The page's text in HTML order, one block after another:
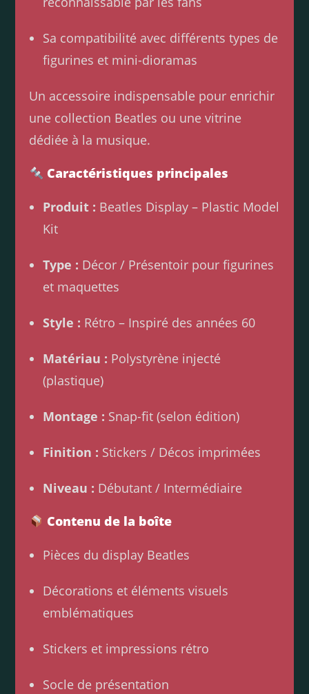
Sa compatibilité avec différents types de
figurines et mini-dioramas
Un accessoire indispensable pour enrichir
une collection Beatles ou une vitrine
dédiée à la musique.
Caractéristiques principales
Produit : Beatles Display – Plastic Model
Kit
Type : Décor / Présentoir pour figurines
et maquettes
Style : Rétro – Inspiré des années 60
Matériau : Polystyrène injecté
(plastique)
Montage : Snap-fit (selon édition)
Finition : Stickers / Décos imprimées
Niveau : Débutant / Intermédiaire
Contenu de la boîte
Pièces du display Beatles
Décorations et éléments visuels
emblématiques
Stickers et impressions rétro
Socle de présentation